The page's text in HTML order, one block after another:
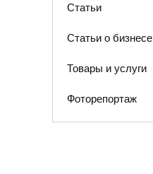
Статьи
Статьи о бизнесе
Товары и услуги
Фоторепортаж